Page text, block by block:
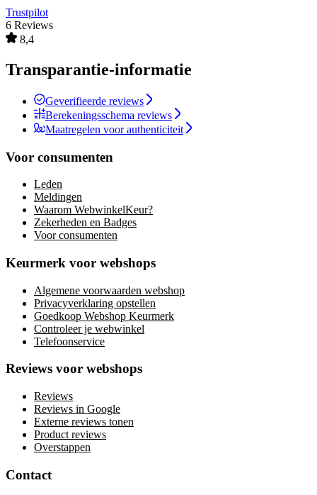
Trustpilot
6 Reviews
8,4
Transparantie-informatie
Geverifieerde reviews
Berekeningsschema reviews
Maatregelen voor authenticiteit
Voor consumenten
Leden
Meldingen
Waarom WebwinkelKeur?
Zekerheden en Badges
Voor consumenten
Keurmerk voor webshops
Algemene voorwaarden webshop
Privacyverklaring opstellen
Goedkoop Webshop Keurmerk
Controleer je webwinkel
Telefoonservice
Reviews voor webshops
Reviews
Reviews in Google
Externe reviews tonen
Product reviews
Overstappen
Contact